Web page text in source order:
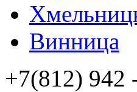
Винница
+7(812)